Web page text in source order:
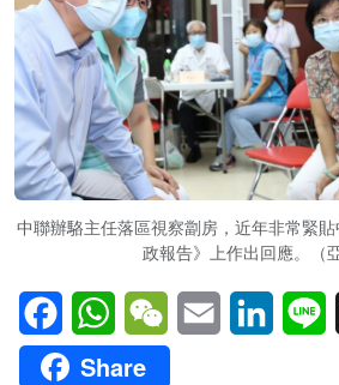
中聯辦駱主任落區視察劏房，近年非常緊
政報告》上作出回應。（
FacebookWhatsAppWeChatEmail
Share